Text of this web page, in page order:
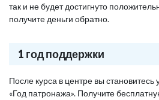
так и не будет достигнуто
получите деньги обратно.
1 год поддержки
После курса в центре вы
«Год патронажа». Получите